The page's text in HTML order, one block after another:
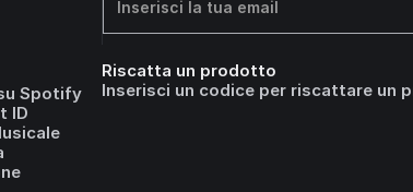
Spotify
ID
Riscatta un prodotto
Inserisci un codice per riscattare un